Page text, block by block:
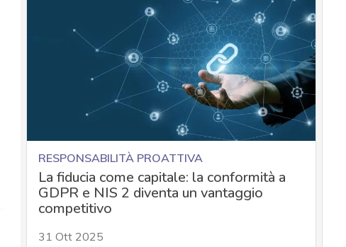
RESPONSABILITÀ PROATTIVA
La fiducia come capitale: la conformità a
GDPR e NIS 2 diventa un vantaggio
competitivo
31 Ott 2025